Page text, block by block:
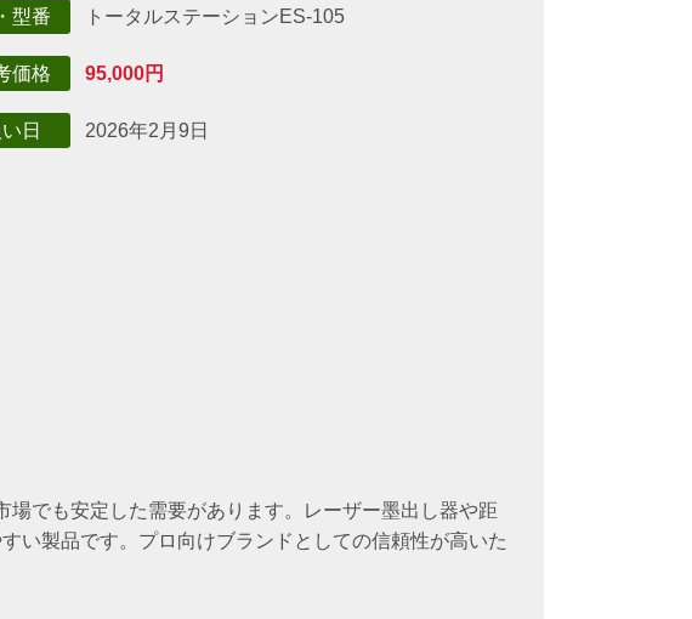
型番 トータルステーションES-105
価格 95,000円
日 2026年2月9日
でも安定した需要があります。レーザー墨出し器や距
い製品です。プロ向けブランドとしての信頼性が高いた